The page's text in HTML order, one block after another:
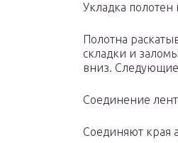
Укладка
Полотна
складки и
вниз.
Соединение
Соединяют края